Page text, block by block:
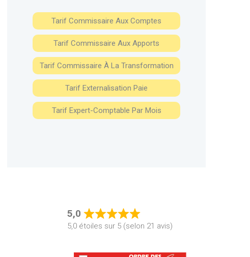
Tarif Commissaire Aux Comptes
Tarif Commissaire Aux Apports
Tarif Commissaire À La Transformation
Tarif Externalisation Paie
Tarif Expert-Comptable Par Mois
5,0
Rated
5,0
5,0 étoiles sur 5 (selon 21 avis)